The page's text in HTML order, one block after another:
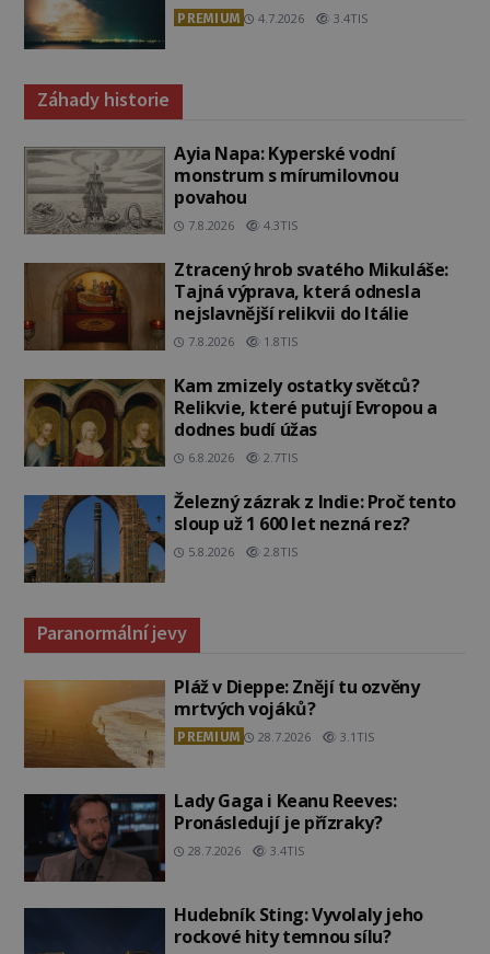
PREMIUM 4.7.2026 3.4TIS
Záhady historie
Ayia Napa: Kyperské vodní
monstrum s mírumilovnou
povahou
7.8.2026 4.3TIS
Ztracený hrob svatého Mikuláše:
Tajná výprava, která odnesla
nejslavnější relikvii do Itálie
7.8.2026 1.8TIS
Kam zmizely ostatky světců?
Relikvie, které putují Evropou a
dodnes budí úžas
6.8.2026 2.7TIS
Železný zázrak z Indie: Proč tento
sloup už 1 600 let nezná rez?
5.8.2026 2.8TIS
Paranormální jevy
Pláž v Dieppe: Znějí tu ozvěny
mrtvých vojáků?
PREMIUM 28.7.2026 3.1TIS
Lady Gaga i Keanu Reeves:
Pronásledují je přízraky?
28.7.2026 3.4TIS
Hudebník Sting: Vyvolaly jeho
rockové hity temnou sílu?